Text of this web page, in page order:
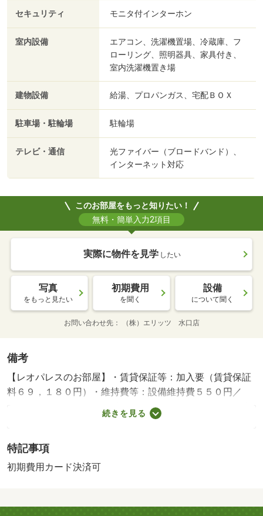
セキュリティ モニタ付インターホン
室内設備
エアコン、洗濯機置場、冷蔵庫、フ
ローリング、照明器具、家具付き、
室内洗濯機置き場
建物設備 給湯、プロパンガス、宅配ＢＯＸ
駐車場・駐輪場 駐輪場
テレビ・通信
光ファイバー（ブロードバンド）、
インターネット対応
このお部屋をもっと知りたい！
無料・簡単入力2項目
実際に物件を見学 したい
写真
をもっと見たい
初期費用
を聞く
設備
について聞く
お問い合わせ先 （株）エリッツ 水口店
備考
【レオパレスのお部屋】・賃貸保証等：加入要（賃貸保証
料６９，１８０円）・維持費等：設備維持費５５０円／
月・インターネット使用料３，６３０円／月・ＪＲ琵琶湖
線の彦根駅まで徒歩７分の物件です。お部屋の床は主要部
は宅配ボックスが備え付けられています。・バイク置場：
なし・駐輪場：有/鍵交換費用 16500円/ﾊｳｽｸﾘｰﾆﾝｸﾞ 41800
続きを見る
特記事項
初期費用カード決済可